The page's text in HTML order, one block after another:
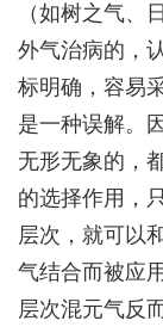
（如树之气、
外气治病的，
标明确，容易
是一种误解。
无形无象的，
的选择作用，
层次，就可以
气结合而被应
层次混元气反